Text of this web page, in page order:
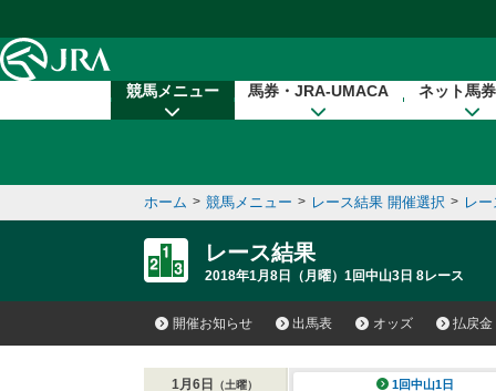
競馬メニュー 馬券・JRA-UMACA ネット馬
ホーム > 競馬メニュー > レース結果 開催選択 > レ
レース結果
2018年1月8日（月曜）1回中山3日 8レース
開催お知らせ 出馬表 オッズ 払戻金
1月6日 （土曜） 1回中山1日